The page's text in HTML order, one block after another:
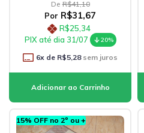
De R$41,10
Por R$31,67
R$25,34
PIX até dia 31/07
20%
6x de R$5,28sem juros
15% OFF no 2º ou +